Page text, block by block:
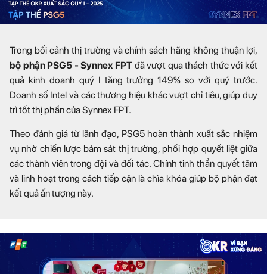
Trong bối cảnh thị trường và chính sách hãng không thuận lợi,
bộ phận PSG5 - Synnex FPTđã vượt qua thách thức với kết
quả kinh doanh quý I tăng trưởng 149% so với quý trước.
Doanh số Intel và các thương hiệu khác vượt chỉ tiêu, giúp duy
trì tốt thị phần của Synnex FPT.
Theo đánh giá từ lãnh đạo, PSG5 hoàn thành xuất sắc nhiệm
vụ nhờ chiến lược bám sát thị trường, phối hợp quyết liệt giữa
các thành viên trong đội và đối tác. Chính tinh thần quyết tâm
và linh hoạt trong cách tiếp cận là chìa khóa giúp bộ phận đạt
kết quả ấn tượng này.